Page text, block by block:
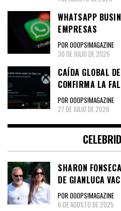
WHATSAPP
EMPRESAS
POR OOOPS!MAGAZINE
30 DE JULIO DE 2026
CAÍDA GLOBAL
CONFIRMA LA
POR OOOPS!MAGAZINE
27 DE JULIO DE 2026
SHARON
DE GIANLUCA
POR OOOPS!MAGAZINE
6 DE AGOSTO DE 2025